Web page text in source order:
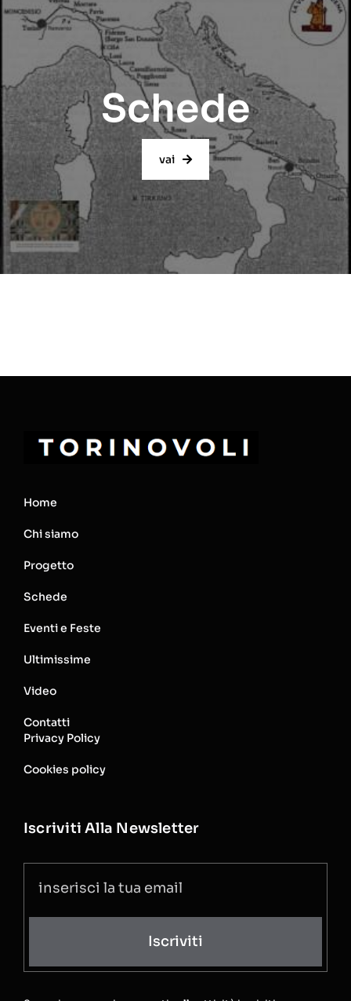
Schede
vai
Home
Chi siamo
Progetto
Schede
Eventi e Feste
Ultimissime
Video
Contatti
Privacy Policy
Cookies policy
Iscriviti Alla Newsletter
Iscriviti